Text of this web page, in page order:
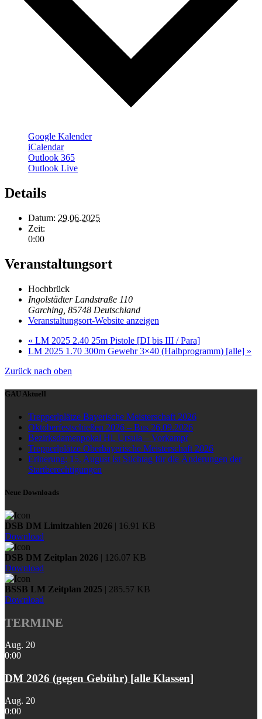
Google Kalender
iCalendar
Outlook 365
Outlook Live
Details
Datum: 29.06.2025
Zeit:
0:00
Veranstaltungsort
Hochbrück
Ingolstädter Landstraße 110
Garching 85748 Deutschland
Veranstaltungsort-Website anzeigen
« LM 2025 2.40 25m Pistole [DI bis III / Para]
LM 2025 1.70 300m Gewehr 3×40 (Halbprogramm) [alle] »
Zurück nach oben
GAU Aktuell
Trepperlplätze Bayerische Meisterschaft 2026
Oktoberfestschießen 2026 – Bus 26.09.2026
Bezirksdamenpokal Hl. Ursula – Vorkampf
Trepperlplätze Oberbayerische Meisterschaft 2026
Erinerung: 15. August ist Stichtag für die Änderungen der
Startberechtigungen
Neue Downloads
DSB DM Limitzahlen 2026 | 16.91 KB
Download
DSB DM Zeitplan 2026 | 126.07 KB
Download
BSSB LM Zeitplan 2025 | 285.57 KB
Download
TERMINE
Aug. 20
0:00
DM 2026 (gegen Gebühr) [alle Klassen]
Aug. 20
0:00